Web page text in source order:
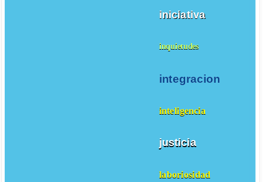
iniciativa
inquietudes
integracion
inteligencia
justicia
laboriosidad